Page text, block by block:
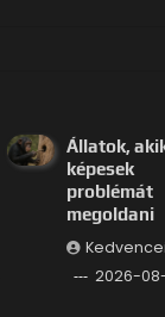
Állatok,
képesek
problémát
megoldani
2026-